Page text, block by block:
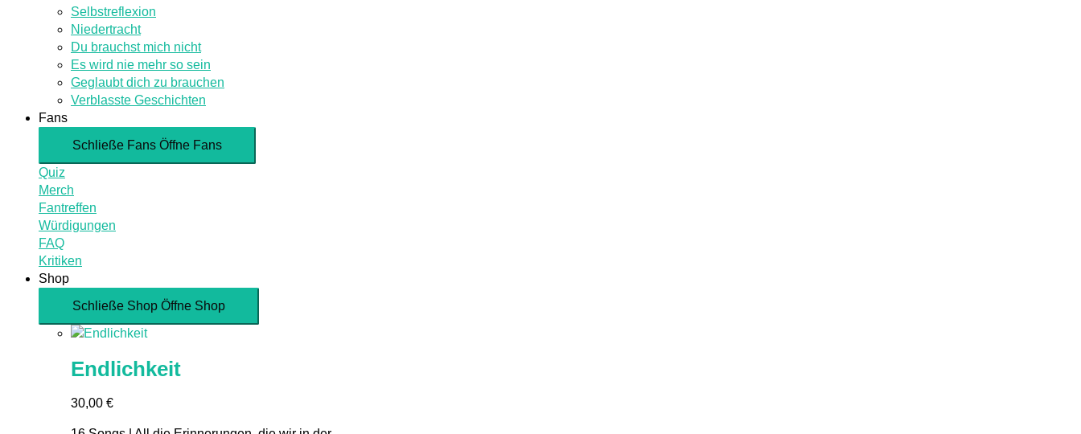
Selbstreflexion
Niedertracht
Du brauchst mich nicht
Es wird nie mehr so sein
Geglaubt dich zu brauchen
Verblasste Geschichten
Fans
Schließe Fans Öffne Fans
Quiz
Merch
Fantreffen
Würdigungen
FAQ
Kritiken
Shop
Schließe Shop Öffne Shop
Endlichkeit
30,00 €